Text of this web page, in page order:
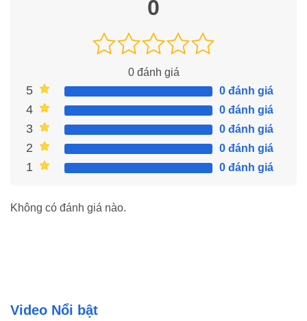
0
0đánh giá
5 0 đánh giá
4 0 đánh giá
3 0 đánh giá
2 0 đánh giá
1 0 đánh giá
Không có đánh giá nào.
Video Nổi bật